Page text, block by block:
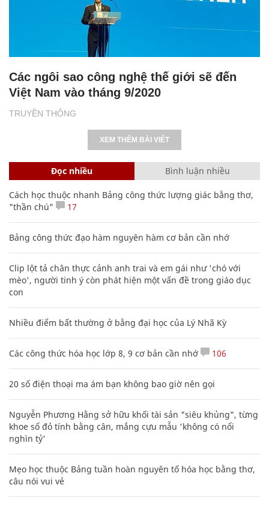
TRUYỀN THÔNG
Các ngôi sao công nghệ thế giới sẽ đến
Việt Nam vào tháng 9/2020
XEM THÊM BÀI VIẾT
Đọc nhiều Bình luận nhiều
Cách học thuộc nhanh Bảng công thức lượng giác bằng thơ,
"thần chú"
17
Bảng công thức đạo hàm nguyên hàm cơ bản cần nhớ
Clip lột tả chân thực cảnh anh trai và em gái như 'chó với
mèo', người tinh ý còn phát hiện một vấn đề trong giáo dục
con
Nhiều điểm bất thường ở bằng đại học của Lý Nhã Kỳ
Các công thức hóa học lớp 8, 9 cơ bản cần nhớ 106
20 số điện thoại ma ám bạn không bao giờ nên gọi
Nguyễn Phương Hằng sở hữu khối tài sản "siêu khủng", từng
khoe sổ đỏ tính bằng cân, mắng cựu mẫu 'không có nổi
nghìn tỷ'
Mẹo học thuộc Bảng tuần hoàn nguyên tố hóa học bằng thơ,
câu nói vui vẻ